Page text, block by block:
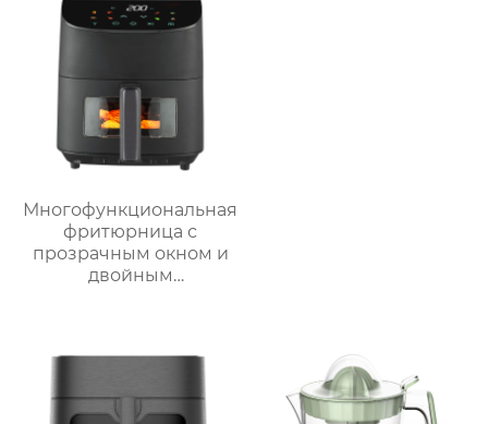
Многофункциональная
фритюрница с
прозрачным окном и
двойным